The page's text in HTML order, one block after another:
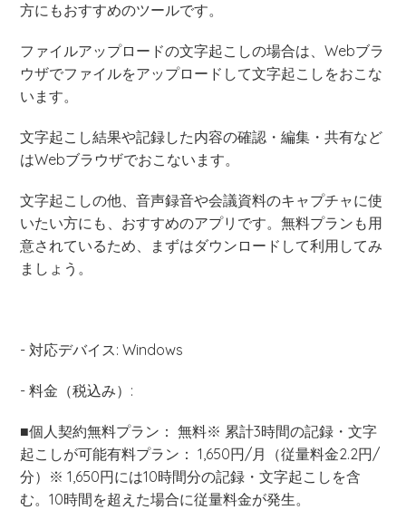
方にもおすすめのツールです。
ファイルアップロードの文字起こしの場合は、Webブラ
ウザでファイルをアップロードして文字起こしをおこな
います。
文字起こし結果や記録した内容の確認・編集・共有など
はWebブラウザでおこないます。
文字起こしの他、音声録音や会議資料のキャプチャに使
いたい方にも、おすすめのアプリです。無料プランも用
意されているため、まずはダウンロードして利用してみ
ましょう。
- 対応デバイス: Windows
- 料金（税込み）:
■個人契約無料プラン： 無料※ 累計3時間の記録・文字
起こしが可能有料プラン： 1,650円/月（従量料金2.2円/
分）※ 1,650円には10時間分の記録・文字起こしを含
む。10時間を超えた場合に従量料金が発生。